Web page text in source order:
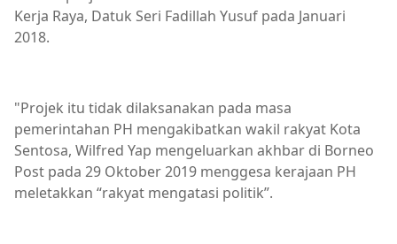
Kerja Raya, Datuk Seri Fadillah Yusuf pada Januari
2018.
"Projek itu tidak dilaksanakan pada masa
pemerintahan PH mengakibatkan wakil rakyat Kota
Sentosa, Wilfred Yap mengeluarkan akhbar di Borneo
Post pada 29 Oktober 2019 menggesa kerajaan PH
meletakkan “rakyat mengatasi politik”.